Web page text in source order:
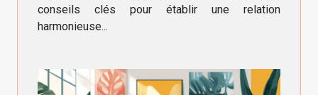
conseils clés pour établir une relation
harmonieuse...